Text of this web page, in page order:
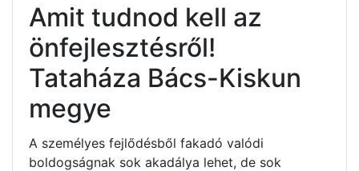
Amit tudnod kell az
önfejlesztésről!
Tataháza Bács-Kiskun
megye
A személyes fejlődésből fakadó valódi
boldogságnak sok akadálya lehet, de sok